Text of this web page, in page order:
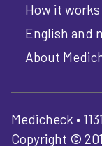
How it works
English and
About
Medicheck •
Copyright ©